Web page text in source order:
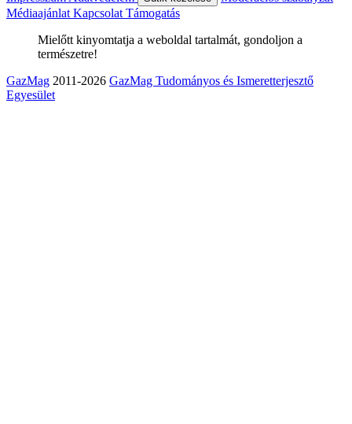
Médiaajánlat Kapcsolat Támogatás
Mielőtt kinyomtatja a weboldal tartalmát, gondoljon a
természetre!
GazMag 2011-2026 GazMag Tudományos és Ismeretterjesztő
Egyesület